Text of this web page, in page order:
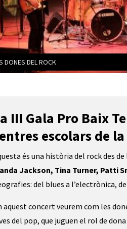
DONES DEL ROCK
III Gala Pro Baix
escolars de
és una història del rock des
Jackson, Tina Turner, Patti
del blues a l’electrònica,
aquest concert veurem com les
del pop, que juguen el rol de